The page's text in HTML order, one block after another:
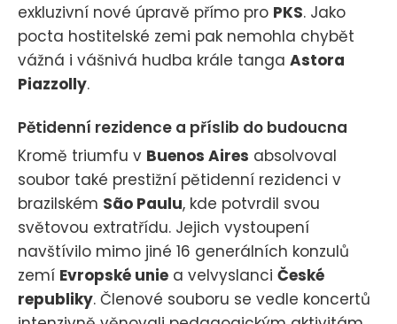
exkluzivní nové úpravě přímo pro PKS. Jako
pocta hostitelské zemi pak nemohla chybět
vážná i vášnivá hudba krále tanga Astora
Piazzolly.
Pětidenní rezidence a příslib do budoucna
Kromě triumfu v Buenos Aires absolvoval
soubor také prestižní pětidenní rezidenci v
brazilském São Paulu, kde potvrdil svou
světovou extratřídu. Jejich vystoupení
navštívilo mimo jiné 16 generálních konzulů
zemí Evropské unie a velvyslanci České
republiky. Členové souboru se vedle koncertů